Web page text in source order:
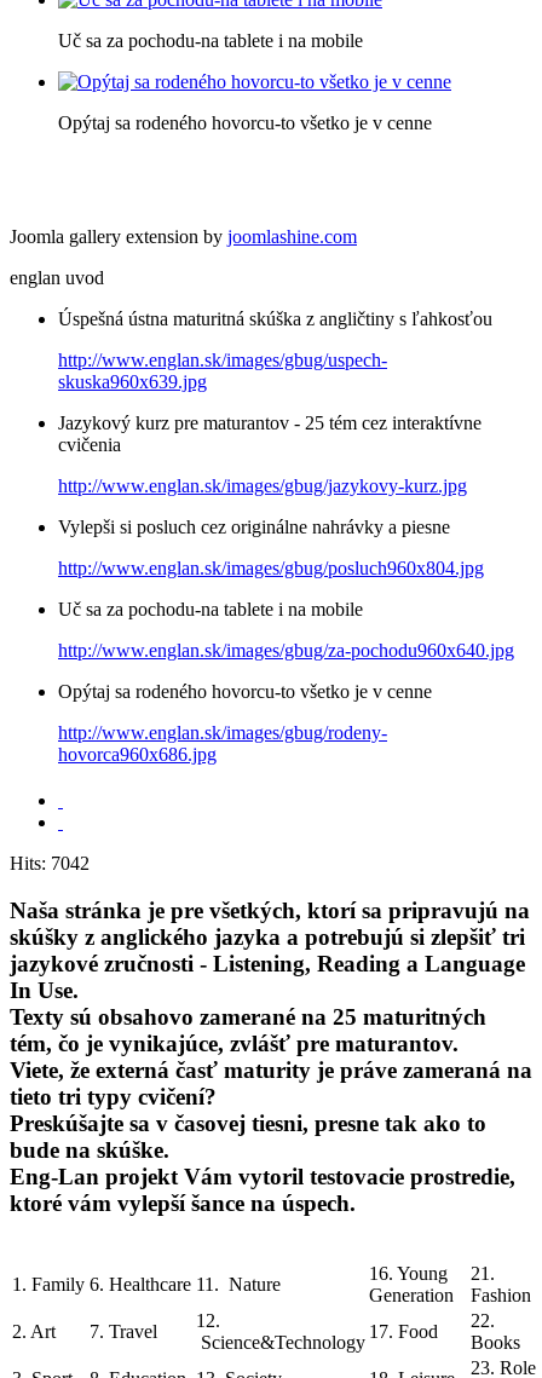
Uč sa za pochodu-na tablete i na mobile
Opýtaj sa rodeného hovorcu-to všetko je v cenne
Joomla gallery extension by joomlashine.com
englan uvod
Úspešná ústna maturitná skúška z angličtiny s ľahkosťou
http://www.englan.sk/images/gbug/uspech-
skuska960x639.jpg
Jazykový kurz pre maturantov - 25 tém cez interaktívne
cvičenia
http://www.englan.sk/images/gbug/jazykovy-kurz.jpg
Vylepši si posluch cez originálne nahrávky a piesne
http://www.englan.sk/images/gbug/posluch960x804.jpg
Uč sa za pochodu-na tablete i na mobile
http://www.englan.sk/images/gbug/za-pochodu960x640.jpg
Opýtaj sa rodeného hovorcu-to všetko je v cenne
http://www.englan.sk/images/gbug/rodeny-
hovorca960x686.jpg
Hits: 7042
Naša stránka je pre všetkých, ktorí sa pripravujú na
skúšky z anglického jazyka a potrebujú si zlepšiť tri
jazykové zručnosti - Listening, Reading a Language
In Use.
Texty sú obsahovo zamerané na 25 maturitných
tém, čo je vynikajúce, zvlášť pre maturantov.
Viete, že externá časť maturity je práve zameraná na
tieto tri typy cvičení?
Preskúšajte sa v časovej tiesni, presne tak ako to
bude na skúške.
Eng-Lan projekt Vám vytoril testovacie prostredie,
ktoré vám vylepší šance na úspech.
1. Family 6. Healthcare 11. Nature
16. Young
Generation
21.
Fashion
2. Art
7. Travel
12.
Science&Technology
17. Food
22.
Books
23. Role